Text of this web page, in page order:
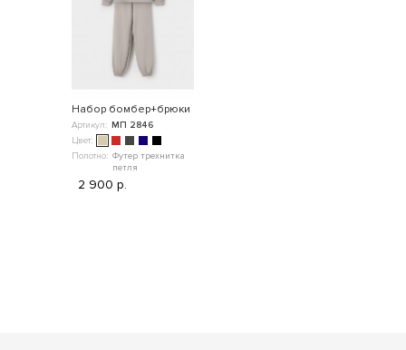
Набор бомбер+брюки
Артикул: МП 2846
Цвет:
Полотно: Футер трехнитка
петля
2 900 р.